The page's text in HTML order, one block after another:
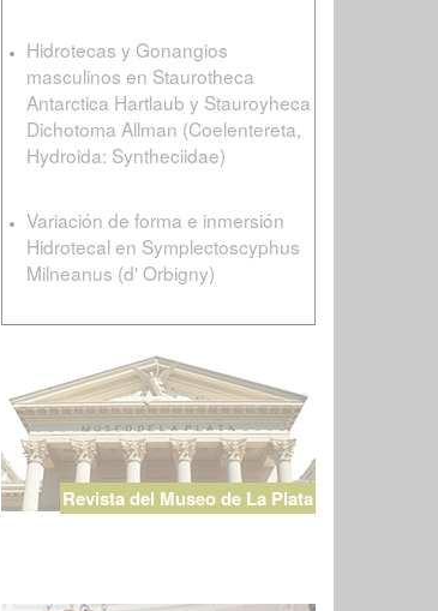
Hidrotecas y Gonangios
masculinos en Staurotheca
Antarctica Hartlaub y Stauroyheca
Dichotoma Allman (Coelentereta,
Hydroida: Syntheciidae)
Variación de forma e inmersión
Hidrotecal en Symplectoscyphus
Milneanus (d' Orbigny)
Revista del Museo de La Plata